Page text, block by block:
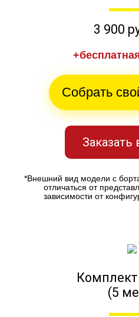
3 900
Собрать
Заказать
*Внешний вид модели с
отличаться от
зависимости от
(5